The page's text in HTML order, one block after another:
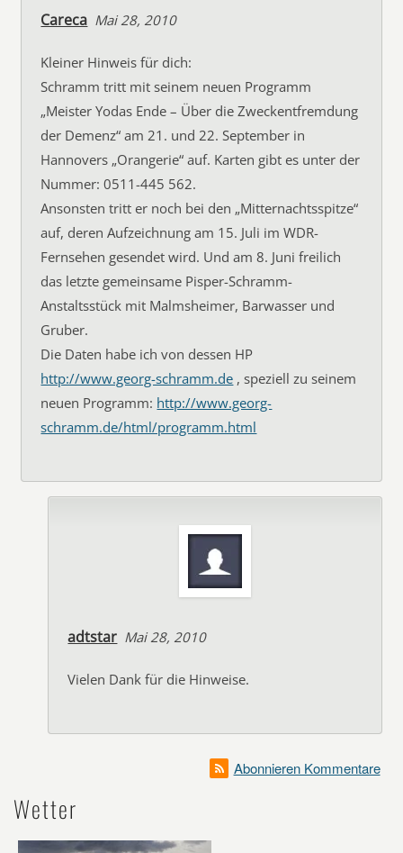
Careca Mai 28, 2010
Kleiner Hinweis für dich:
Schramm tritt mit seinem neuen Programm
„Meister Yodas Ende – Über die Zweckentfremdung
der Demenz“ am 21. und 22. September in
Hannovers „Orangerie“ auf. Karten gibt es unter der
Nummer: 0511-445 562.
Ansonsten tritt er noch bei den „Mitternachtsspitze“
auf, deren Aufzeichnung am 15. Juli im WDR-
Fernsehen gesendet wird. Und am 8. Juni freilich
das letzte gemeinsame Pisper-Schramm-
Anstaltsstück mit Malmsheimer, Barwasser und
Gruber.
Die Daten habe ich von dessen HP
http://www.georg-schramm.de , speziell zu seinem
neuen Programm: http://www.georg-
schramm.de/html/programm.html
adtstar Mai 28, 2010
Vielen Dank für die Hinweise.
Abonnieren Kommentare
Wetter